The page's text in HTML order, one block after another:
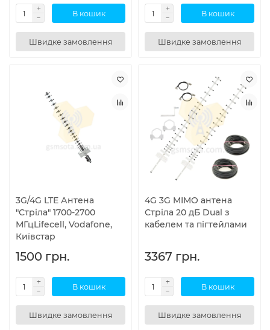
В кошик
Швидке замовлення
В кошик
Швидке замовлення
3G/4G LTE Антена
"Стріла" 1700-2700
МГцLifecell, Vodafone,
Київстар
1500 грн.
В кошик
Швидке замовлення
4G 3G MIMO антена
Стріла 20 дБ Dual з
кабелем та пігтейлами
3367 грн.
В кошик
Швидке замовлення